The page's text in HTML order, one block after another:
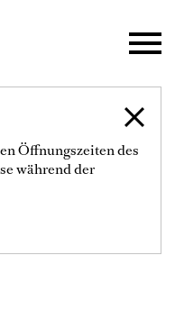
Öffnungszeiten des
während der